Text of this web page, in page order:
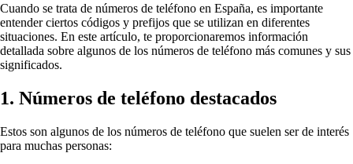
Cuando se trata de números de teléfono en España, es importante
entender ciertos códigos y prefijos que se utilizan en diferentes
situaciones. En este artículo, te proporcionaremos información
detallada sobre algunos de los números de teléfono más comunes y sus
significados.
1. Números de teléfono destacados
Estos son algunos de los números de teléfono que suelen ser de interés
para muchas personas: